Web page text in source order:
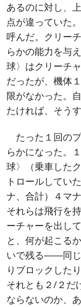
あるのに対し、
点が違っていた
呼んだ。クリー
らかの能力を与
球〉はクリーチ
だったが、機体
限がなかった。
たければ、そう
たった１回の
らかになった。
球〉（乗車した
トロールしてい
ナ、合計）４マ
それらは飛行を
ーチャーを出し
と、何が起こる
いで残る――同じ
りブロックした
それとも２/２だ
ならないのか、